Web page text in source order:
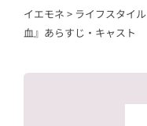
イエモネ > ライフスタイル
血』あらすじ・キャスト